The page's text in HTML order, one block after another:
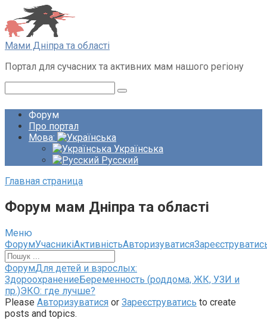
Перейти
до
вмісту
Мами Дніпра та області
Портал для сучасних та активних мам нашого регіону
Форум
Про портал
Мова:
Українська
Русский
Главная страница
Форум мам Дніпра та області
Меню
Навігація
по
форуму
ФорумУчасникіАктивністьАвторизуватися
Навігаційна
стежка
форуму
–
Ви
ФорумДля детей и взрослых:
ЗдороохранениеБеременность (роддома, ЖК, УЗИ и
пр.)ЭКО: где лучше?
Please Авторизуватися or Зареєструватись to create
posts and topics.